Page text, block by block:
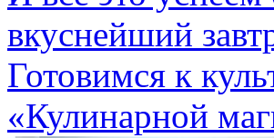
вкуснейший
Готовимся к
«Кулинарной